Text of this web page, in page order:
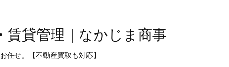
賃貸管理｜なかじま商事
任せ。【不動産買取も対応】